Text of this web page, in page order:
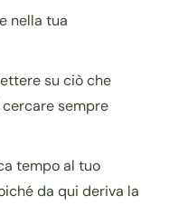
nella tua
su ciò che
sempre
tempo al tuo
da qui deriva la